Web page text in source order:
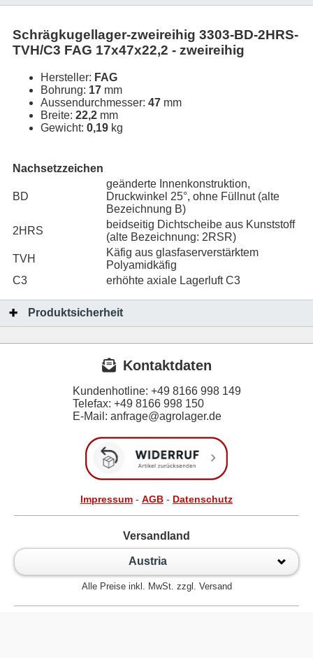
Schrägkugellager-zweireihig 3303-BD-2HRS-
TVH/C3 FAG 17x47x22,2 - zweireihig
Hersteller: FAG
Bohrung: 17 mm
Aussendurchmesser: 47 mm
Breite: 22,2 mm
Gewicht: 0,19 kg
Nachsetzzeichen
BD
geänderte Innenkonstruktion,
Druckwinkel 25°, ohne Füllnut (alte
Bezeichnung B)
2HRS
beidseitig Dichtscheibe aus Kunststoff
(alte Bezeichnung: 2RSR)
TVH
Käfig aus glasfaserverstärktem
Polyamidkäfig
C3
erhöhte axiale Lagerluft C3
Produktsicherheit
Kontaktdaten
Kundenhotline: +49 8166 998 149
Telefax: +49 8166 998 150
E-Mail: anfrage@agrolager.de
Impressum - AGB - Datenschutz
Versandland
Austria
Alle Preise inkl. MwSt. zzgl. Versand